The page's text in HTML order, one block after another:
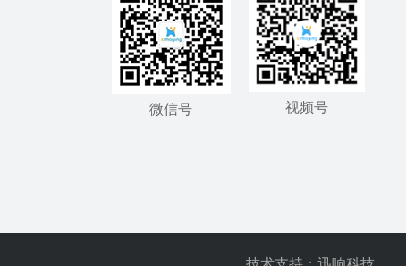
微信号 视频号